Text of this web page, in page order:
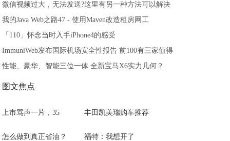
微信视频过大，无法发送?这里有另一种方法可以解决
我的Java Web之路47 - 使用Maven改造租房网工
「110」怀念当时入手iPhone4的感受
ImmuniWeb发布国际机场安全性报告 前100有三家值得
性能、豪华、智能三位一体 全新宝马X6实力几何？
图文焦点
上市骂声一片，35 丰田凯美瑞购车推荐
怎么做到真正省油？ 福特：我想开了